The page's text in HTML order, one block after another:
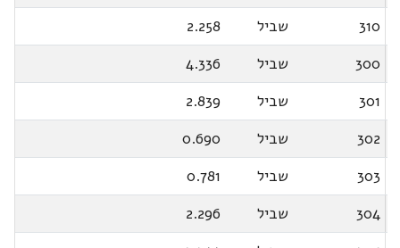
310
שביל
2.258
300
שביל
4.336
301
שביל
2.839
302
שביל
0.690
303
שביל
0.781
304
שביל
2.296